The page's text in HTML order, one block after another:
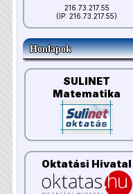
216.73.217.55
(IP: 216.73.217.55)
Honlapok
SULINET
Matematika
Oktatási Hivatal